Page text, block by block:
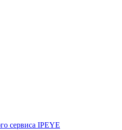
сервиса IPEYE